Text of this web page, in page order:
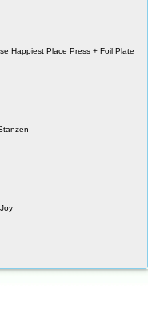
Happiest Place Press + Foil Plate